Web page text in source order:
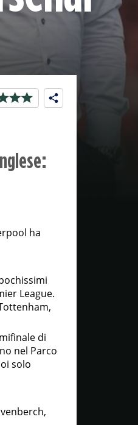
ha
League.
di
nel Parco
solo